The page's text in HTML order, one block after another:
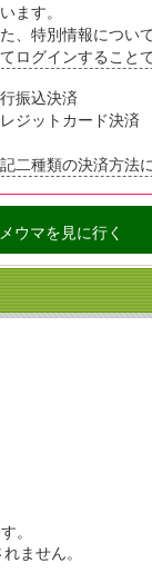
ます。
た、特別情報につい
ログインすること
振込決済
ジットカード決済
記二種類の決済方法
ウマを見に行く
。
ません。